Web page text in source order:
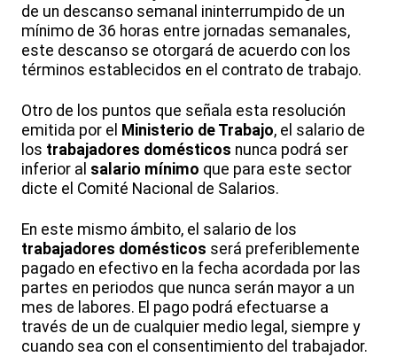
de un descanso semanal ininterrumpido de un
mínimo de 36 horas entre jornadas semanales,
este descanso se otorgará de acuerdo con los
términos establecidos en el contrato de trabajo.
Otro de los puntos que señala esta resolución
emitida por el Ministerio de Trabajo, el salario de
los trabajadores domésticos nunca podrá ser
inferior al salario mínimo que para este sector
dicte el Comité Nacional de Salarios.
En este mismo ámbito, el salario de los
trabajadores domésticos será preferiblemente
pagado en efectivo en la fecha acordada por las
partes en periodos que nunca serán mayor a un
mes de labores. El pago podrá efectuarse a
través de un de cualquier medio legal, siempre y
cuando sea con el consentimiento del trabajador.